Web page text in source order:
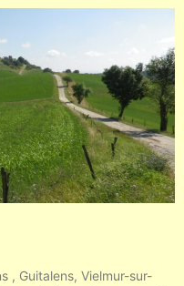
, Guitalens, Vielmur-sur-